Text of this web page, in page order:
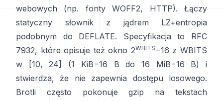
webowych (np. fonty WOFF2, HTTP). Łączy
statyczny słownik z jądrem LZ+entropia
podobnym do DEFLATE. Specyfikacja to
RFC
7932, które opisuje też okno 2WBITS −16 z WBITS
w [10, 24] (1 KiB−16 B do 16 MiB−16 B) i
stwierdza, że
nie zapewnia dostępu losowego.
Brotli często pokonuje gzip na tekstach